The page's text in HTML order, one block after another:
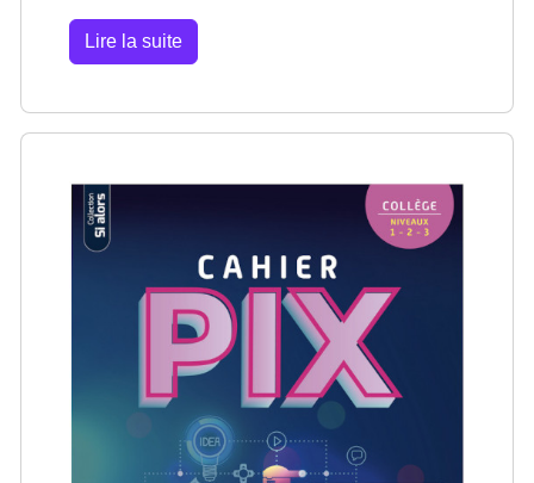
Lire la suite